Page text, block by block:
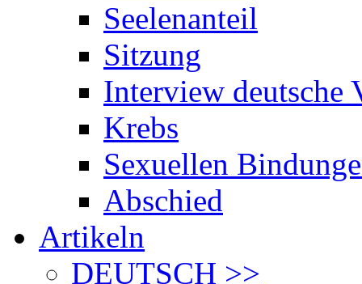
Seelenanteil
Sitzung
Interview deutsche
Krebs
Sexuellen
Abschied
Artikeln
DEUTSCH >>